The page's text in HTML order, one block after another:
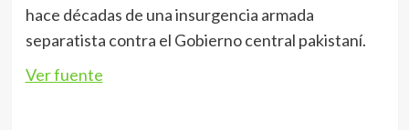
hace décadas de una insurgencia armada
separatista contra el Gobierno central pakistaní.
Ver fuente